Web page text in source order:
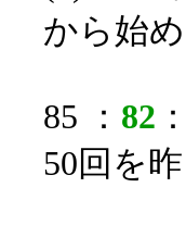
から始
85 ： 82
50回を